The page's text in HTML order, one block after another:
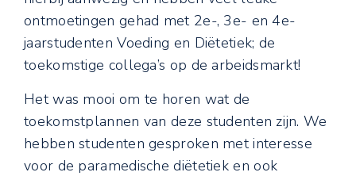
ontmoetingen gehad met 2e-, 3e- en 4e-
jaarstudenten Voeding en Diëtetiek; de
toekomstige collega’s op de arbeidsmarkt!
Het was mooi om te horen wat de
toekomstplannen van deze studenten zijn. We
hebben studenten gesproken met interesse
voor de paramedische diëtetiek en ook